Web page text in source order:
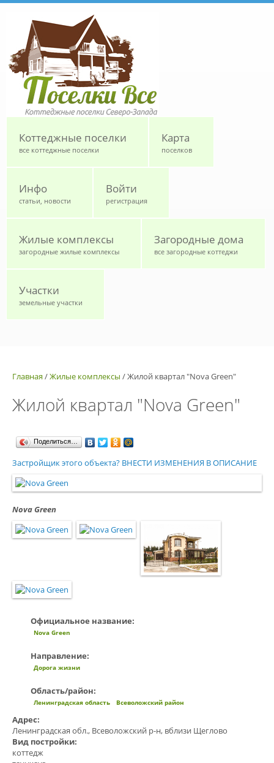
Коттеджные поселки
все коттеджные поселки
Карта
поселков
Инфо
статьи, новости
Войти
регистрация
Жилые комплексы
загородные жилые комплексы
Загородные дома
все загородные коттеджи
Участки
земельные участки
Главная /Жилые комплексы /Жилой квартал "Nova Green"
Жилой квартал "Nova Green"
Поделиться…
Застройщик этого объекта? ВНЕСТИ ИЗМЕНЕНИЯ В ОПИСАНИЕ
Nova Green
Официальное название:
Nova Green
Направление:
Дорога жизни
Область/район:
Ленинградская область Всеволожский район
Адрес:
Ленинградская обл., Всеволожский р-н, вблизи Щеглово
Вид постройки:
коттедж